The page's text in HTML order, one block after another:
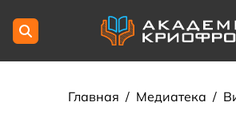
Главная / Медиатека /